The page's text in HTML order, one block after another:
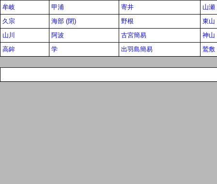
牟岐
甲浦 寄井
山瀬
久宗
海部 (閉) 野根
東山
山川
阿波 古宮簡易
神山
高鉾
学 出羽島簡易 鷲敷